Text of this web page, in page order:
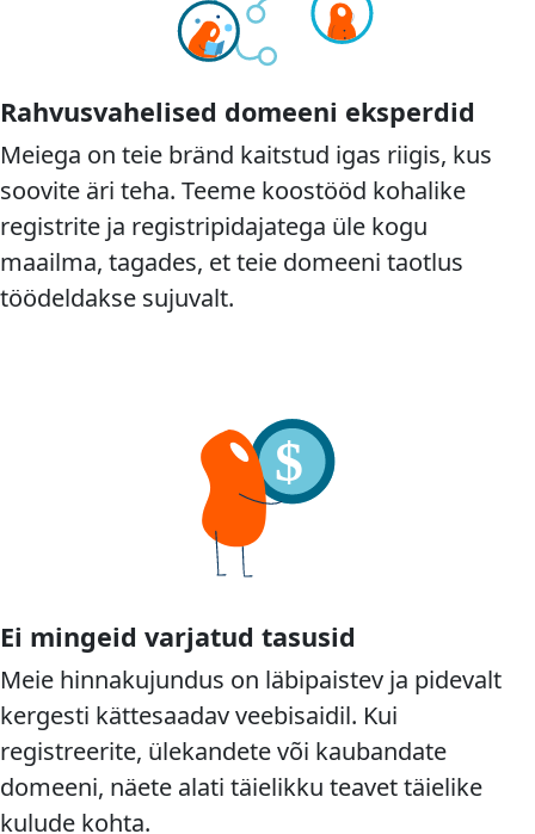
Rahvusvahelised domeeni eksperdid
Meiega on teie bränd kaitstud igas riigis, kus
soovite äri teha. Teeme koostööd kohalike
registrite ja registripidajatega üle kogu
maailma, tagades, et teie domeeni taotlus
töödeldakse sujuvalt.
Ei mingeid varjatud tasusid
Meie hinnakujundus on läbipaistev ja pidevalt
kergesti kättesaadav veebisaidil. Kui
registreerite, ülekandete või kaubandate
domeeni, näete alati täielikku teavet täielike
kulude kohta.